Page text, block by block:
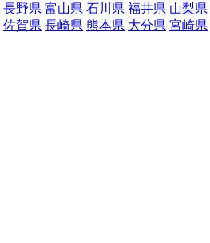
長野県 富山県 石川県 福井県 山梨県
佐賀県 長崎県 熊本県 大分県 宮崎県